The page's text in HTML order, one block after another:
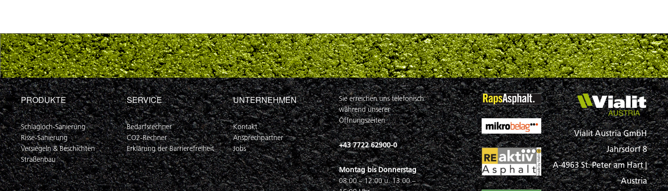
PRODUKTE
Schlagloch-Sanierung
Risse-Sanierung
Versiegeln & Beschichten
Straßenbau
SERVICE
Bedarfsrechner
CO2-Rechner
Erklärung der Barrierefreiheit
UNTERNEHMEN
Kontakt
Ansprechpartner
Jobs
Sie erreichen uns telefonisch
während unserer
Öffnungszeiten
+43 7722 62900-0
Montag bis Donnerstag
08:00 – 12:00 u. 13:00 –
Vialit Austria GmbH
Jahrsdorf 8
A-4963 St. Peter am Hart |
Austria